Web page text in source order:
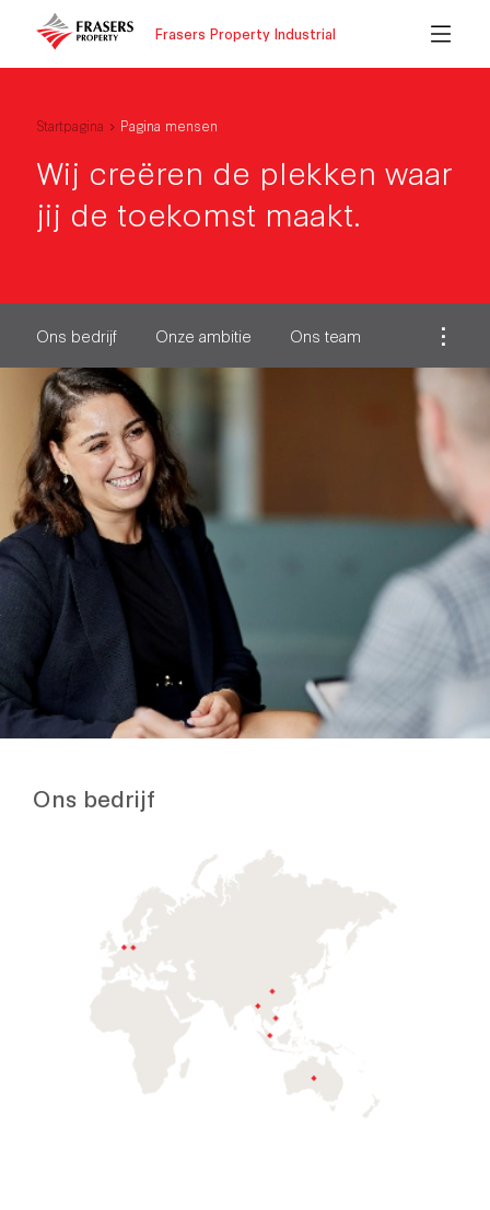
Frasers Property Industrial
Startpagina Pagina mensen
Wij creëren de plekken waar
jij de toekomst maakt.
Ons bedrijf Onze ambitie Ons team
Ons bedrijf